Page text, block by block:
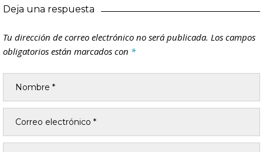
Deja una respuesta
Tu dirección de correo electrónico no será publicada. Los campos
obligatorios están marcados con *